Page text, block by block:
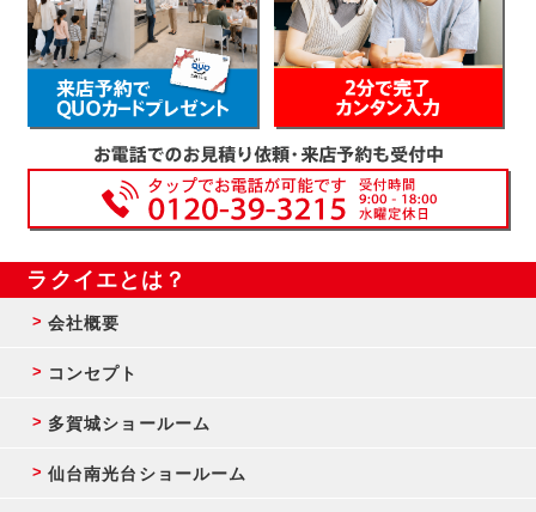
ラクイエとは？
会社概要
コンセプト
多賀城ショールーム
仙台南光台ショールーム